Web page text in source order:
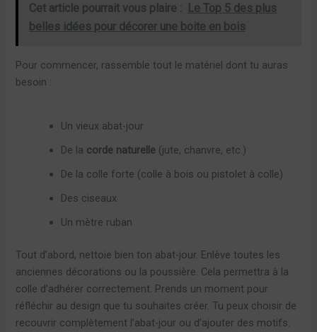
Cet article pourrait vous plaire :
Le Top 5 des plus
belles idées pour décorer une boite en bois
Pour commencer, rassemble tout le matériel dont tu auras
besoin :
Un vieux abat-jour
De la corde naturelle (jute, chanvre, etc.)
De la colle forte (colle à bois ou pistolet à colle)
Des ciseaux
Un mètre ruban
Tout d’abord, nettoie bien ton abat-jour. Enlève toutes les
anciennes décorations ou la poussière. Cela permettra à la
colle d’adhérer correctement. Prends un moment pour
réfléchir au design que tu souhaites créer. Tu peux choisir de
recouvrir complètement l’abat-jour ou d’ajouter des motifs.